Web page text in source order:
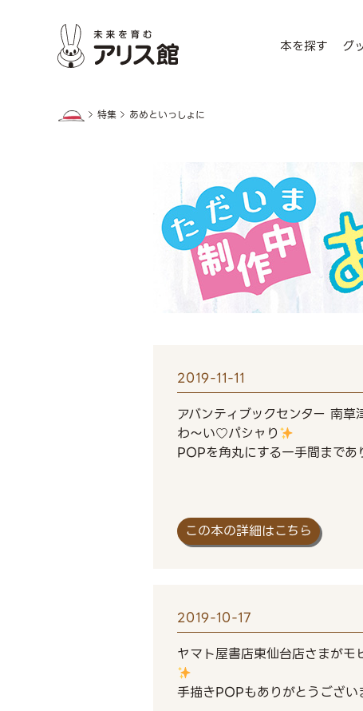
本を探す グ
特集 あめといっしょに
2019-11-11
アバンティブックセンター 南草
わ～い♡パシャり
POPを角丸にする一手間まで
この本の詳細はこちら
2019-10-17
ヤマト屋書店東仙台店さまがモ
手描きPOPもありがとうござ